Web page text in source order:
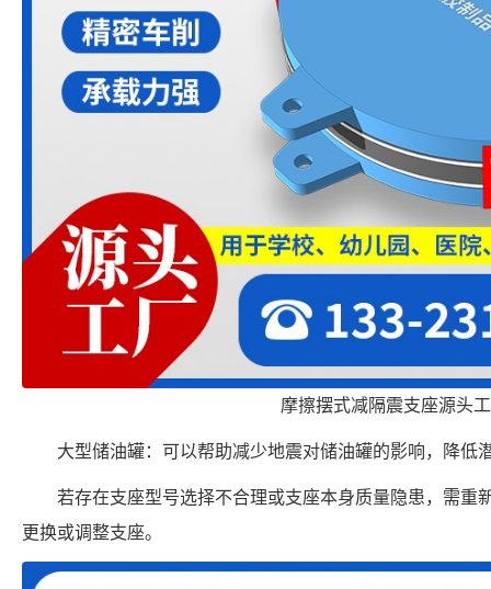
摩擦摆式减隔震支座源头
大型储油罐：可以帮助减少地震对储油罐的影响，降低
若存在支座型号选择不合理或支座本身质量隐患，需重
更换或调整支座。